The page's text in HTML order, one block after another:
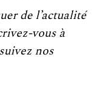
de l’actualité
vous à
nos